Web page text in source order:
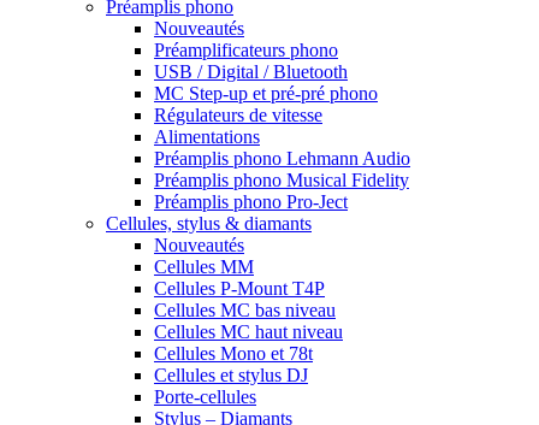
Préamplis phono
Nouveautés
Préamplificateurs phono
USB / Digital / Bluetooth
MC Step-up et pré-pré phono
Régulateurs de vitesse
Alimentations
Préamplis phono Lehmann Audio
Préamplis phono Musical Fidelity
Préamplis phono Pro-Ject
Cellules, stylus & diamants
Nouveautés
Cellules MM
Cellules P-Mount T4P
Cellules MC bas niveau
Cellules MC haut niveau
Cellules Mono et 78t
Cellules et stylus DJ
Porte-cellules
Stylus – Diamants